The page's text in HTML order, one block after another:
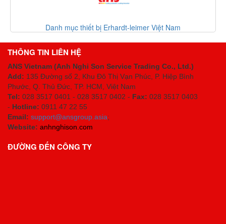
Danh mục thiết bị giá tốt 2 30-07-2026
THÔNG TIN LIÊN HỆ
ANS Vietnam (Anh Nghi Son Service Trading Co., Ltd.)
Add: 135 Đường số 2, Khu Đô Thị Vạn Phúc, P. Hiệp Bình
Phước, Q. Thủ Đức, TP. HCM , Việt Nam
Tel: 028 3517 0401 - 028 3517 0402 - Fax: 028 3517 0403
- Hotline: 0911 47 22 55
Email: support@ansgroup.asia;
Website: anhnghison.com
ĐƯỜNG ĐẾN CÔNG TY